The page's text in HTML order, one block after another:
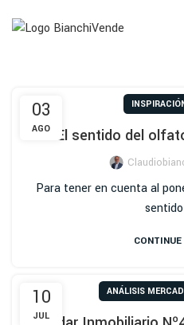
03
AGO El sentido del
Para tener en cuenta al
CONTINUE
10
JUL
ANÁLISIS